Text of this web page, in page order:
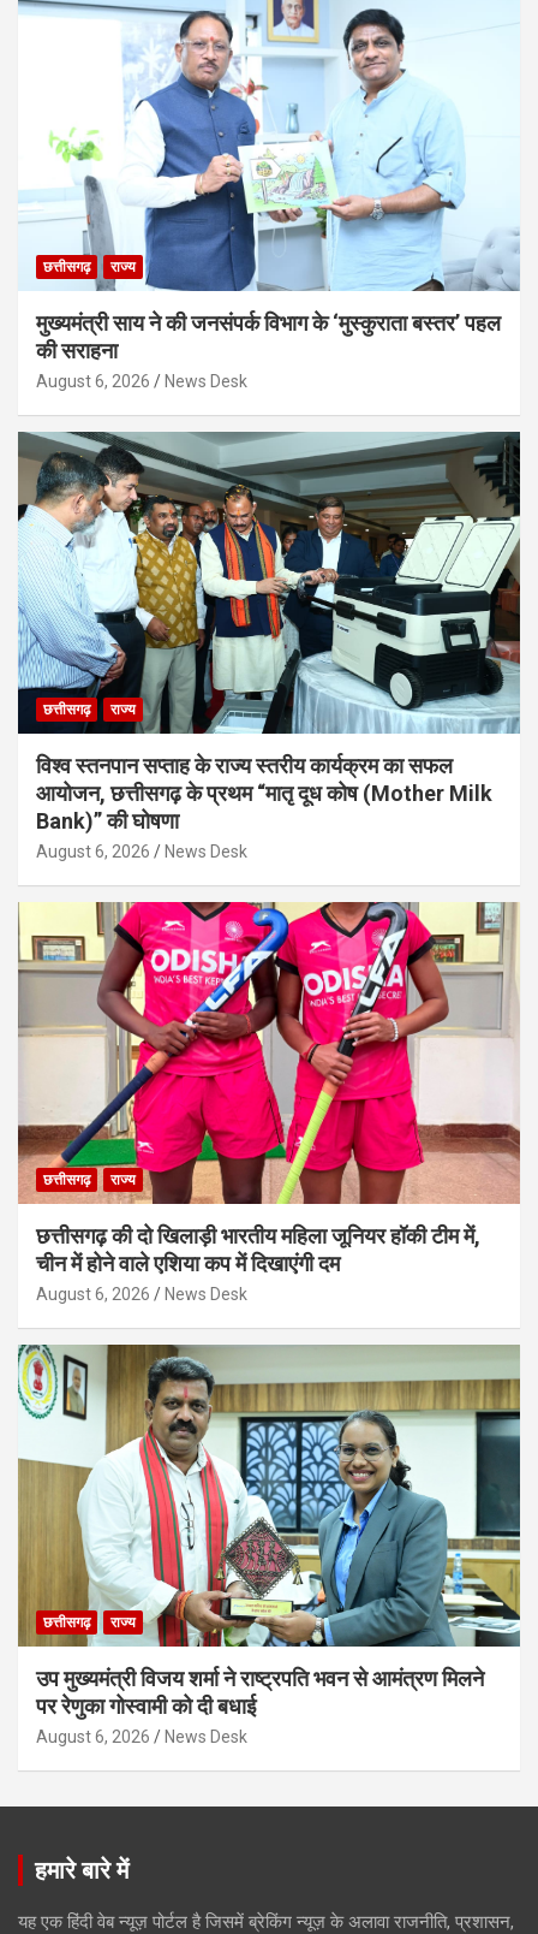
छत्तीसगढ़ राज्य
मुख्यमंत्री साय ने की जनसंपर्क विभाग के ‘मुस्कुराता बस्तर’ पहल
की सराहना
August 6, 2026 News Desk
छत्तीसगढ़ राज्य
विश्व स्तनपान सप्ताह के राज्य स्तरीय कार्यक्रम का सफल
आयोजन, छत्तीसगढ़ के प्रथम “मातृ दूध कोष (Mother Milk
Bank)” की घोषणा
August 6, 2026 News Desk
छत्तीसगढ़ राज्य
छत्तीसगढ़ की दो खिलाड़ी भारतीय महिला जूनियर हॉकी टीम में,
चीन में होने वाले एशिया कप में दिखाएंगी दम
August 6, 2026 News Desk
छत्तीसगढ़ राज्य
उप मुख्यमंत्री विजय शर्मा ने राष्ट्रपति भवन से आमंत्रण मिलने
पर रेणुका गोस्वामी को दी बधाई
August 6, 2026 News Desk
हमारे बारे में
यह एक हिंदी वेब न्यूज़ पोर्टल है जिसमें ब्रेकिंग न्यूज़ के अलावा राजनीति, प्रशासन,